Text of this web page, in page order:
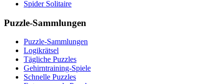
Spider Solitaire
Puzzle-Sammlungen
Puzzle-Sammlungen
Logikrätsel
Tägliche Puzzles
Gehirntraining-Spiele
Schnelle Puzzles